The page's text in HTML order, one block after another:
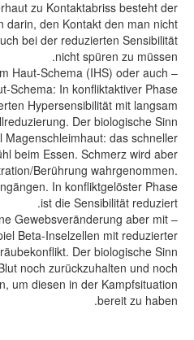
zu Kontaktabriss besteht der
darin, den Kontakt den man nicht
bei der reduzierten Sensibilität
nicht spüren zu müssen.
Haut-Schema (IHS) oder auch
Schema: In konfliktaktiver Phase
Hypersensibilität mit langsam
Der biologische Sinn
das schneller
beim Essen. Schmerz wird aber
Berührung wahrgenommen.
In konfliktgelöster Phase
ist die Sensibilität reduziert.
Gewebsveränderung aber mit
Beta-Inselzellen mit reduzierter
Der biologische Sinn
noch zurückzuhalten und noch
um diesen in der Kampfsituation
bereit zu haben.